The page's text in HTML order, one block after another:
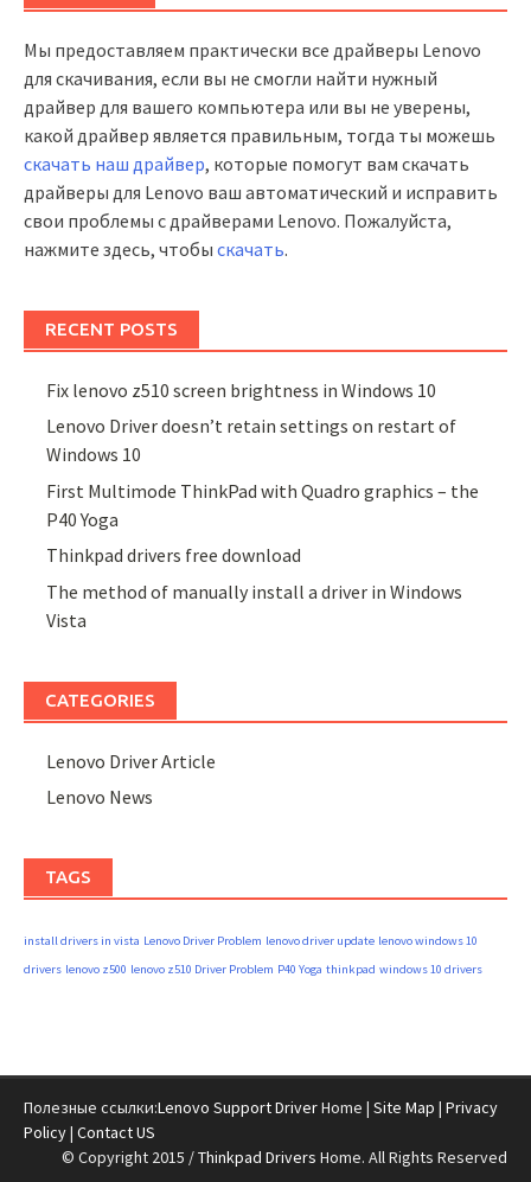
Мы предоставляем практически все драйверы Lenovo
для скачивания, если вы не смогли найти нужный
драйвер для вашего компьютера или вы не уверены,
какой драйвер является правильным, тогда ты можешь
скачать наш драйвер, которые помогут вам скачать
драйверы для Lenovo ваш автоматический и исправить
свои проблемы с драйверами Lenovo. Пожалуйста,
нажмите здесь, чтобы скачать.
RECENT POSTS
Fix lenovo z510 screen brightness in Windows 10
Lenovo Driver doesn’t retain settings on restart of
Windows 10
First Multimode ThinkPad with Quadro graphics – the
P40 Yoga
Thinkpad drivers free download
The method of manually install a driver in Windows
Vista
CATEGORIES
Lenovo Driver Article
Lenovo News
TAGS
install drivers in vista Lenovo Driver Problem lenovo driver update lenovo windows 10
drivers lenovo z500 lenovo z510 Driver Problem P40 Yoga thinkpad windows 10 drivers
Полезные ссылки:Lenovo Support DriverHome | Site Map | Privacy
Policy| Contact US
© Copyright 2015 /Thinkpad Drivers Home. All Rights Reserved